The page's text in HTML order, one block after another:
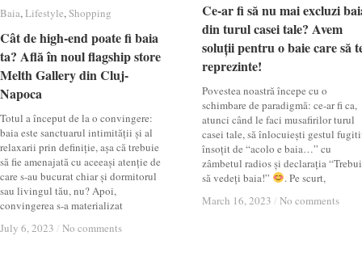
Baia,Lifestyle,Shopping
Cât de high-end poate fi baia
ta? Află în noul flagship store
Melth Gallery din Cluj-
Napoca
Totul a început de la o convingere:
baia este sanctuarul intimității și al
relaxarii prin definiție, așa că trebuie
să fie amenajată cu aceeași atenție de
care s-au bucurat chiar și dormitorul
sau livingul tău, nu? Apoi,
convingerea s-a materializat
July 6, 2023 / No comments
Baia Lifestyle Shopping
Cât de high-end poate fi baia
ta? Află în noul flagship store
Melth Gallery din Cluj-
Napoca
July 6, 2023 / No comments
Ce-ar fi să nu mai excluzi
din turul casei tale? Avem
soluții pentru o baie care să
reprezinte!
Povestea noastră începe cu o
schimbare de paradigmă: ce-ar fi ca,
atunci când le faci musafirilor turul
casei tale, să înlocuiești gestul
însoțit de “acolo e baia…” cu
zâmbetul radios și declarația
să vedeți baia!”
. Pe scurt,
March 16, 2023 / No comments
Ce-ar fi să nu mai excluzi
din turul casei tale? Avem
soluții pentru o baie care să
reprezinte!
March 16, 2023 / No comments